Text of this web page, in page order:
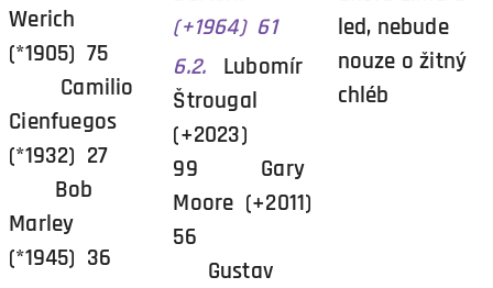
Werich
(*1905) 75
Camilio
Cienfuegos
(*1932) 27
Bob
Marley
(*1945) 36
(+1964) 61
6.2.
Lubomír
Štrougal
(+2023)
99 Gary
Moore (+2011)
56
Gustav
led, nebude
nouze o žitný
chléb